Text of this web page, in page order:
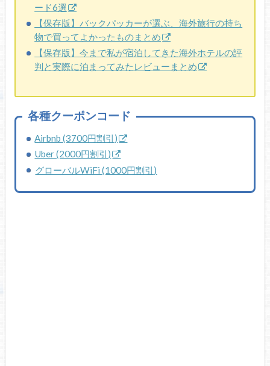
ード6選
【保存版】バックパッカーが選ぶ、海外旅行の持ち
物で買ってよかったものまとめ
【保存版】今まで私が宿泊してきた海外ホテルの評
判と実際に泊まってみたレビューまとめ
各種クーポンコード
Airbnb (3700円割引)
Uber (2000円割引)
グローバルWiFi (1000円割引)